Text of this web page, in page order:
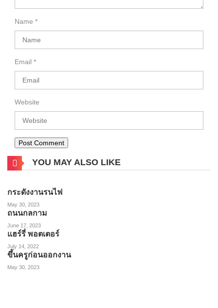
Name *
Email *
Website
YOU MAY ALSO LIKE
กระดังงานรนไฟ
May 30, 2023
ถนนกลกาม
June 17, 2023
แฮร์รี่ พอตเตอร์
July 14, 2022
ขึ้นครูก่อนออกงาน
May 30, 2023